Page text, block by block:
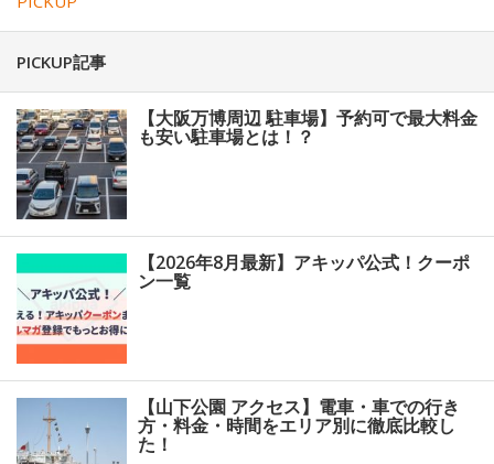
PICKUP記事
【大阪万博周辺 駐車場】予約可で最大料金
も安い駐車場とは！？
【2026年8月最新】アキッパ公式！クーポ
ン一覧
【山下公園 アクセス】電車・車での行き
方・料金・時間をエリア別に徹底比較し
た！